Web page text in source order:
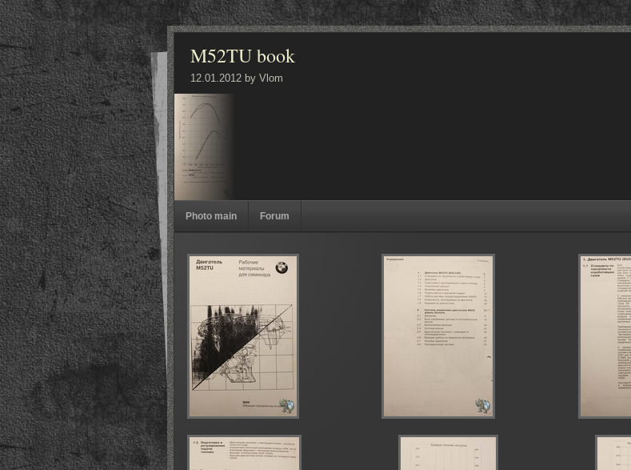
M52TU book
12.01.2012 by Vlom
Photo main Forum